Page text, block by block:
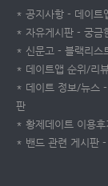
* 공지사항 - 데이트
* 자유게시판 - 궁금
* 신문고 - 블랙리스
* 데이트앱 순위/리
* 데이트 정보/뉴스 -
판
* 황제데이트 이용
* 밴드 관련 게시판